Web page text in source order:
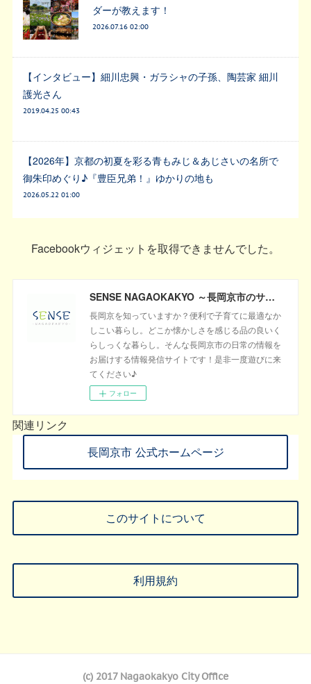
ダーが教えます！
2026.07.16 02:00
【インタビュー】細川忠興・ガラシャの子孫、陶芸家 細川
護光さん
2019.04.25 00:43
【2026年】京都の初夏を彩る青もみじ＆あじさいの名所で
御朱印めぐり♪『豊臣兄弟！』ゆかりの地も
2026.05.22 01:00
Facebookウィジェットを取得できませんでした。
SENSE NAGAOKAKYO ～長岡京市のサブサイト～
長岡京を知っていますか？便利で子育てに最適なか
しこい暮らし。どこか懐かしさを感じる品の良いく
らしっくな暮らし。そんな長岡京市の日常の情報を
お届けする情報発信サイトです！是非一度遊びに来
てください♪
フォロー
関連リンク
長岡京市 公式ホームページ
このサイトについて
利用規約
(c) 2017 Nagaokakyo City Office